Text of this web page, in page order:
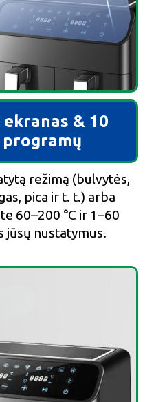
& 10
režimą (bulvytės,
pica ir t. t.) arba
60–200 °C ir 1–60
jūsų nustatymus.